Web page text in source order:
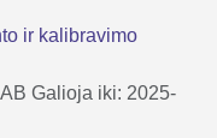
ir kalibravimo
Galioja iki: 2025-